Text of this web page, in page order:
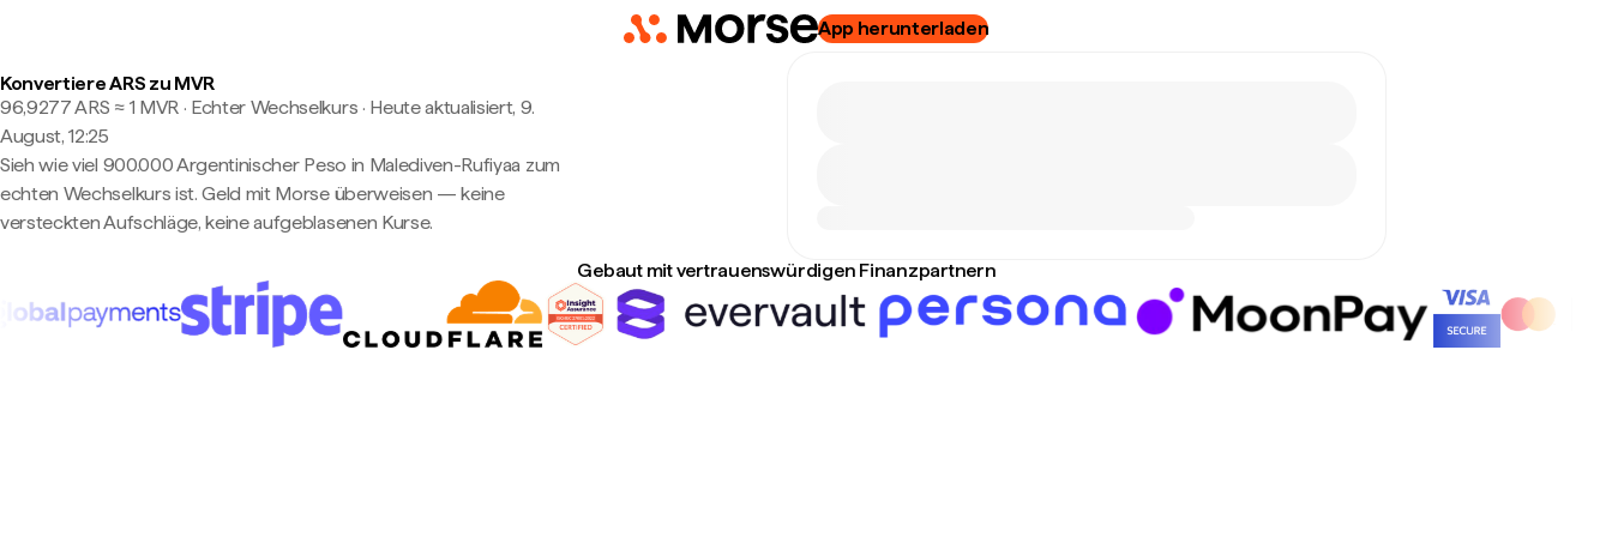
App herunterladen
Konvertiere ARS zu MVR
96,9277 ARS ≈ 1 MVR · Echter Wechselkurs · Heute aktualisiert, 9.
August, 12:25
Sieh wie viel 900.000 Argentinischer Peso in Malediven-Rufiyaa zum
echten Wechselkurs ist. Geld mit Morse überweisen — keine
versteckten Aufschläge, keine aufgeblasenen Kurse.
Gebaut mit vertrauenswürdigen Finanzpartnern